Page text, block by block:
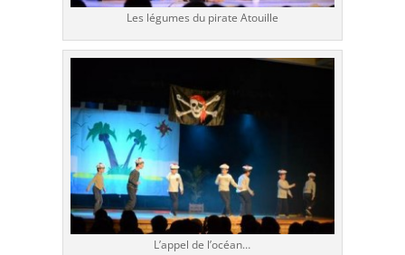
Les légumes du pirate Atouille
L’appel de l’océan…